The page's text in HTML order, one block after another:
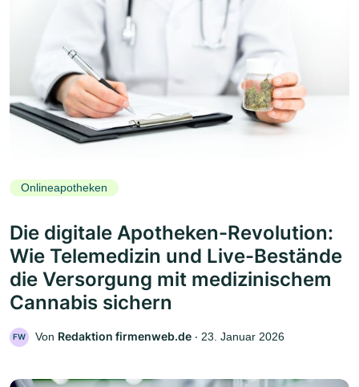
Onlineapotheken
Die digitale Apotheken-Revolution:
Wie Telemedizin und Live-Bestände
die Versorgung mit medizinischem
Cannabis sichern
FW Von Redaktion firmenweb.de ‧ 23. Januar 2026